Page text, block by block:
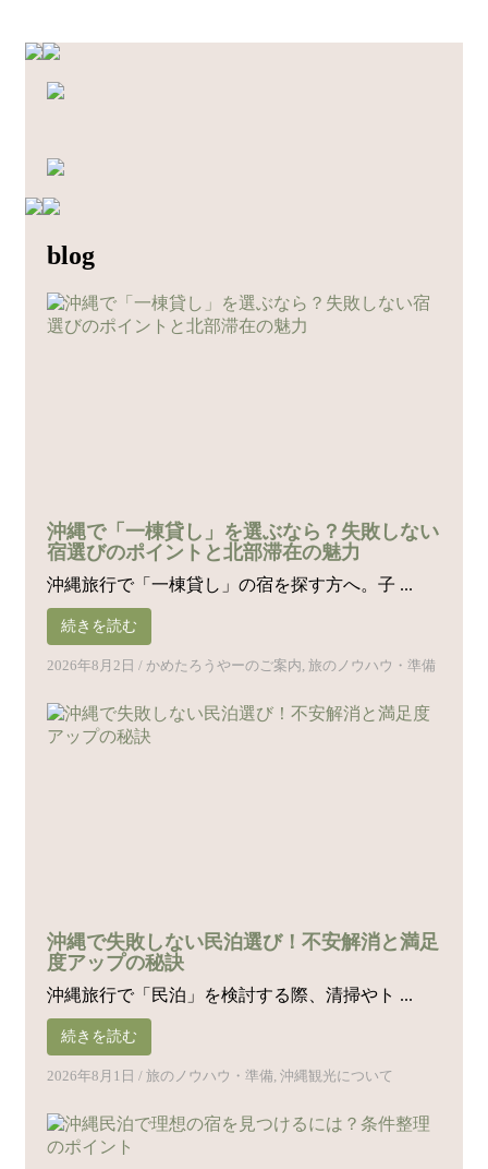
コ
キ
blog
沖縄で「一棟貸し」を選ぶなら？失敗しない
宿選びのポイントと北部滞在の魅力
沖縄旅行で「一棟貸し」の宿を探す方へ。子 ...
続きを読む
2026年8月2日 / かめたろうやーのご案内 ,旅のノウハウ・準備
沖縄で失敗しない民泊選び！不安解消と満足
度アップの秘訣
沖縄旅行で「民泊」を検討する際、清掃やト ...
続きを読む
2026年8月1日 /旅のノウハウ・準備 ,沖縄観光について